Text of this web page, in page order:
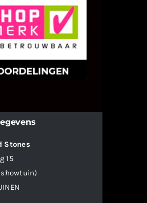
op gesteld om te
klant van ons en
vindt.
Stones
15